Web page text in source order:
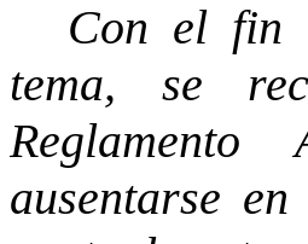
Con el fin
tema, se
ausentarse